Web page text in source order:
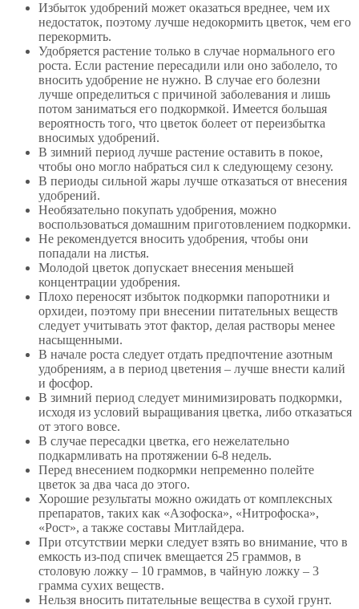
Избыток удобрений может оказаться вреднее, чем их
недостаток, поэтому лучше недокормить цветок, чем его
перекормить.
Удобряется растение только в случае нормального его
роста. Если растение пересадили или оно заболело, то
вносить удобрение не нужно. В случае его болезни
лучше определиться с причиной заболевания и лишь
потом заниматься его подкормкой. Имеется большая
вероятность того, что цветок болеет от переизбытка
вносимых удобрений.
В зимний период лучше растение оставить в покое,
чтобы оно могло набраться сил к следующему сезону.
В периоды сильной жары лучше отказаться от внесения
удобрений.
Необязательно покупать удобрения, можно
воспользоваться домашним приготовлением подкормки.
Не рекомендуется вносить удобрения, чтобы они
попадали на листья.
Молодой цветок допускает внесения меньшей
концентрации удобрения.
Плохо переносят избыток подкормки папоротники и
орхидеи, поэтому при внесении питательных веществ
следует учитывать этот фактор, делая растворы менее
насыщенными.
В начале роста следует отдать предпочтение азотным
удобрениям, а в период цветения – лучше внести калий
и фосфор.
В зимний период следует минимизировать подкормки,
исходя из условий выращивания цветка, либо отказаться
от этого вовсе.
В случае пересадки цветка, его нежелательно
подкармливать на протяжении 6-8 недель.
Перед внесением подкормки непременно полейте
цветок за два часа до этого.
Хорошие результаты можно ожидать от комплексных
препаратов, таких как «Азофоска», «Нитрофоска»,
«Рост», а также составы Митлайдера.
При отсутствии мерки следует взять во внимание, что в
емкость из-под спичек вмещается 25 граммов, в
столовую ложку – 10 граммов, в чайную ложку – 3
грамма сухих веществ.
Нельзя вносить питательные вещества в сухой грунт.